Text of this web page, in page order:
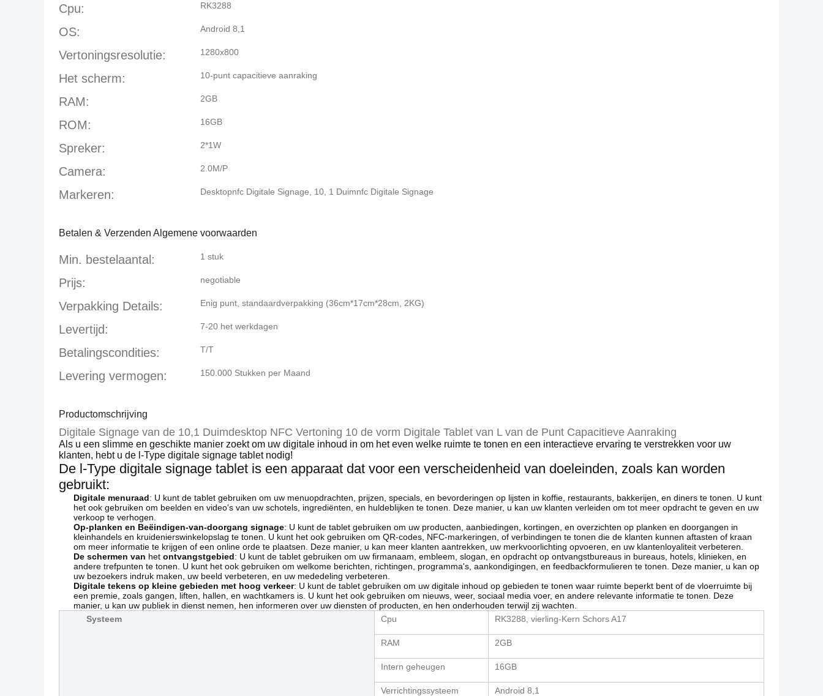
Cpu: RK3288
OS: Android 8,1
Vertoningsresolutie: 1280x800
Het scherm: 10-punt capacitieve aanraking
RAM: 2GB
ROM: 16GB
Spreker: 2*1W
Camera: 2.0M/P
Markeren: Desktopnfc Digitale Signage 10 1 Duimnfc Digitale Signage
Betalen & Verzenden Algemene voorwaarden
Min. bestelaantal: 1 stuk
Prijs: negotiable
Verpakking Details: Enig punt, standaardverpakking (36cm*17cm*28cm, 2KG)
Levertijd: 7-20 het werkdagen
Betalingscondities: T/T
Levering vermogen: 150.000 Stukken per Maand
Productomschrijving
Digitale Signage van de 10,1 Duimdesktop NFC Vertoning 10 de vorm Digitale Tablet van L van de Punt Capacitieve Aanraking
Als u een slimme en geschikte manier zoekt om uw digitale inhoud in om het even welke ruimte te tonen en een interactieve ervaring te verstrekken voor uw
klanten, hebt u de l-Type digitale signage tablet nodig!
De l-Type digitale signage tablet is een apparaat dat voor een verscheidenheid van doeleinden, zoals kan worden
gebruikt:
Digitale menuraad: U kunt de tablet gebruiken om uw menuopdrachten, prijzen, specials, en bevorderingen op lijsten in koffie, restaurants, bakkerijen, en diners te tonen. U kunt
het ook gebruiken om beelden en video's van uw schotels, ingrediënten, en huldeblijken te tonen. Deze manier, u kan uw klanten verleiden om tot meer opdracht te geven en uw
verkoop te verhogen.
Op-planken en Beëindigen-van-doorgang signage: U kunt de tablet gebruiken om uw producten, aanbiedingen, kortingen, en overzichten op planken en doorgangen in
kleinhandels en kruidenierswinkelopslag te tonen. U kunt het ook gebruiken om QR-codes, NFC-markeringen, of verbindingen te tonen die de klanten kunnen aftasten of kraan
om meer informatie te krijgen of een online orde te plaatsen. Deze manier, u kan meer klanten aantrekken, uw merkvoorlichting opvoeren, en uw klantenloyaliteit verbeteren.
De schermen van het ontvangstgebied: U kunt de tablet gebruiken om uw firmanaam, embleem, slogan, en opdracht op ontvangstbureaus in bureaus, hotels, klinieken, en
andere trefpunten te tonen. U kunt het ook gebruiken om welkome berichten, richtingen, programma's, aankondigingen, en feedbackformulieren te tonen. Deze manier, u kan op
uw bezoekers indruk maken, uw beeld verbeteren, en uw mededeling verbeteren.
Digitale tekens op kleine gebieden met hoog verkeer: U kunt de tablet gebruiken om uw digitale inhoud op gebieden te tonen waar ruimte beperkt bent of de vloerruimte bij
een premie, zoals gangen, liften, hallen, en wachtkamers is. U kunt het ook gebruiken om nieuws, weer, sociaal media voer, en andere relevante informatie te tonen. Deze
manier, u kan uw publiek in dienst nemen, hen informeren over uw diensten of producten, en hen onderhouden terwijl zij wachten.
Systeem
Cpu RK3288, vierling-Kern Schors A17
RAM 2GB
Intern geheugen 16GB
Verrichtingssysteem Android 8,1